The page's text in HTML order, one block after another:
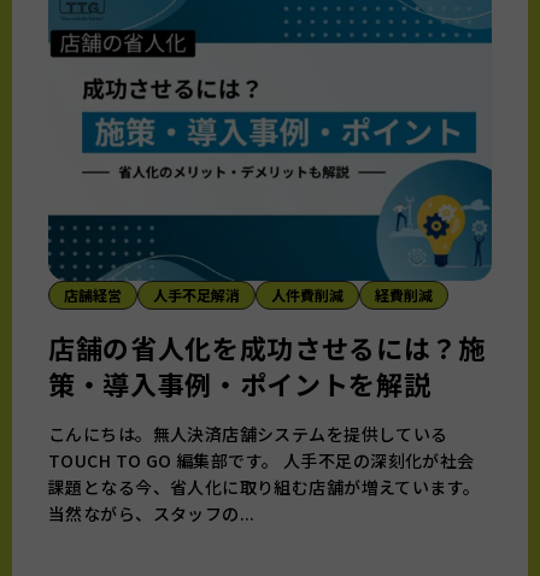
店舗経営 人手不足解消 人件費削減 経費削減
店舗の省人化を成功させるには？施
策・導入事例・ポイントを解説
こんにちは。無人決済店舗システムを提供している
TOUCH TO GO 編集部です。 人手不足の深刻化が社会
課題となる今、省人化に取り組む店舗が増えています。
当然ながら、スタッフの...